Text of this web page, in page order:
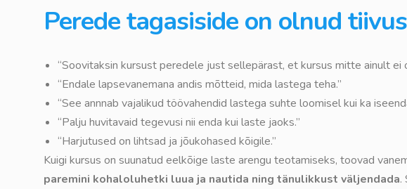
Perede tagasiside on olnud
“Soovitaksin kursust peredele just sellepärast, et kursus mitte ainult
“Endale lapsevanemana andis mõtteid, mida lastega teha.”
“See annnab vajalikud töövahendid lastega suhte loomisel kui ka
“Palju huvitavaid tegevusi nii enda kui laste jaoks.”
“Harjutused on lihtsad ja jõukohased kõigile.”
Kuigi kursus on suunatud eelkõige laste arengu teotamiseks, toovad
paremini kohaloluhetki luua ja nautida ning tänulikkust väljendada.